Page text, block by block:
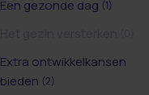
Een gezonde dag (1)
Extra ontwikkelkansen
bieden (2)